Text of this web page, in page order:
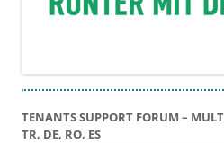
TENANTS SUPPORT FORUM –
TR, DE, RO, ES